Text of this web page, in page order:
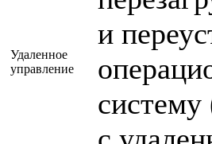
Удаленное
управление
и
систему